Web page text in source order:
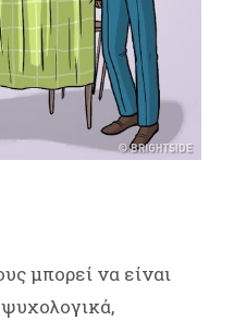
μπορεί να είναι